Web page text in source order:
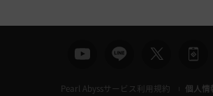
Pearl Abyssサービス利用規約
個人情